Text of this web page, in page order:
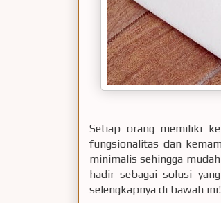
Setiap orang memiliki
fungsionalitas dan
minimalis sehingga
hadir sebagai solusi
selengkapnya di bawah ini!